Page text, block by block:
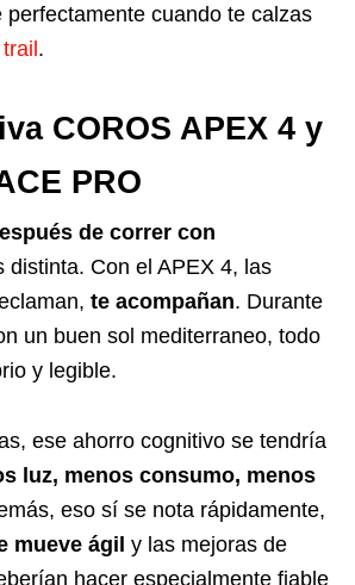
perfectamente cuando te calzas
.
COROS APEX 4 y
PRO
de correr con
distinta. Con el APEX 4, las
te acompañan. Durante
un buen sol mediterraneo, todo
y legible.
ese ahorro cognitivo se tendría
luz, menos consumo, menos
eso sí se nota rápidamente,
mueve ágil y las mejoras de
hacer especialmente fiable